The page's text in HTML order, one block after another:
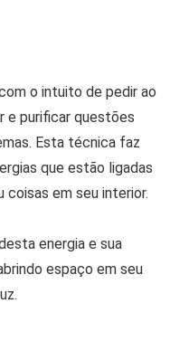
o intuito de pedir ao
e purificar questões
Esta técnica faz
que estão ligadas
coisas em seu interior.
energia e sua
espaço em seu